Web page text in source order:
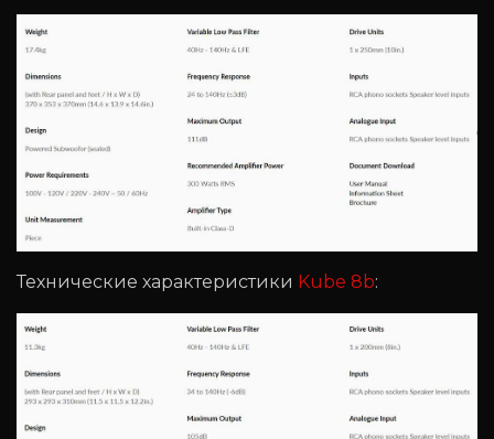
Технические характеристики Kube 8b: